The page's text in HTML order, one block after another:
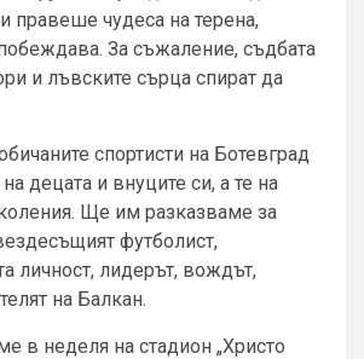
правеше чудеса на терена,
За съжаление, съдбата
и лъвските сърца спират да
спортисти на Ботевград
децата и внуците си, а те на
Ще им разказваме за
футболист,
личност, лидерът, вождът,
на Балкан.
в неделя на стадион „Христо